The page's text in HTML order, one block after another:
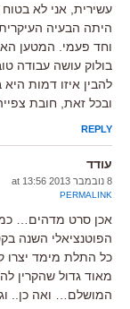
עשירית, אני לא
היתה הבעיה
וחד פעמי. המטען
בולוק עושה עבודה
להבין איזו דמות
ובכל זאת, חובת
REPLY
עודד
8 נובמבר 2013 at 13:56
PERMALINK
אכן סרט מדהים…
הפוטנציאלי השנה
כל התלת מימד יצרו
מאוד גדול שהקרין
המושלם… ואה כן..